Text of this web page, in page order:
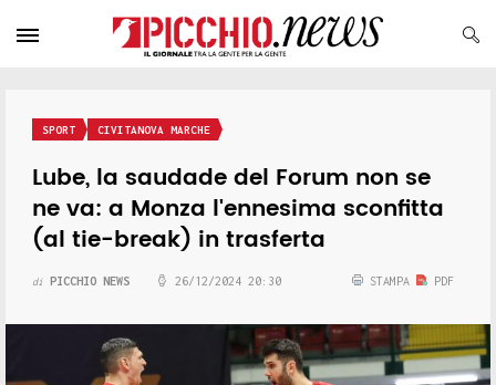
SPORT CIVITANOVA MARCHE
Lube, la saudade del Forum non se
ne va: a Monza l'ennesima sconfitta
(al tie-break) in trasferta
di PICCHIO NEWS 26/12/2024 20:30 STAMPA PDF